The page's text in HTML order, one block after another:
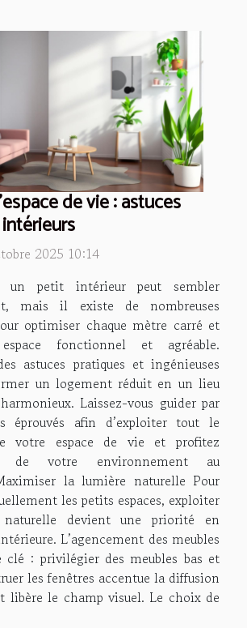
de vie : astuces
2025 10:14
un petit intérieur peut sembler
mais il existe de nombreuses
optimiser chaque mètre carré et
fonctionnel et agréable.
astuces pratiques et ingénieuses
un logement réduit en un lieu
Laissez-vous guider par
éprouvés afin d’exploiter tout le
votre espace de vie et profitez
de votre environnement au
la lumière naturelle Pour
les petits espaces, exploiter
devient une priorité en
L’agencement des meubles
clé : privilégier des meubles bas et
les fenêtres accentue la diffusion
libère le champ visuel. Le choix de